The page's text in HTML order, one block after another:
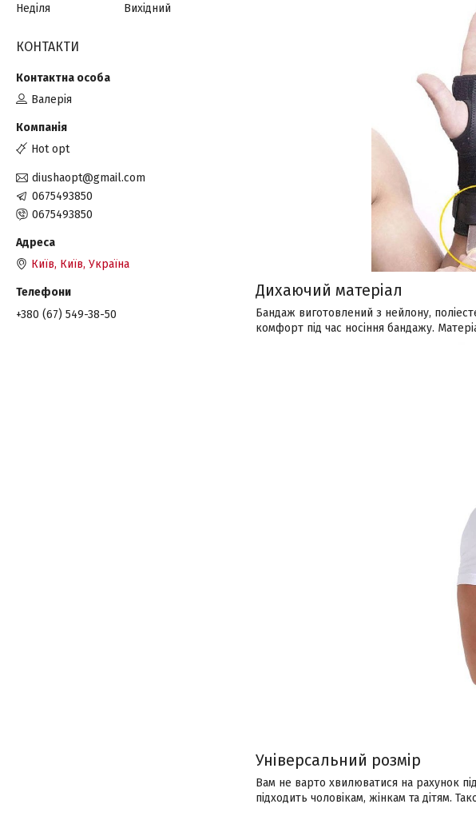
Дихаючий матеріал
Бандаж виготовлений з нейлону,
комфорт під час носіння бандажу.
Універсальний розмір
Вам не варто хвилюватися на рахунок
підходить чоловікам, жінкам та дітям.
Неділя
Вихідний
КОНТАКТИ
Валерія
Hot opt
diushaopt@gmail.com
0675493850
0675493850
Київ, Київ, Україна
+380 (67) 549-38-50